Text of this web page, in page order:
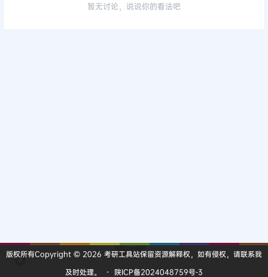
暂无讨论，说说你的看法吧
版权所有Copyright © 2026 考研工具站保留资源解释权，如有侵权，请联系我
及时处理。
・ 陕ICP备2024048759号-3